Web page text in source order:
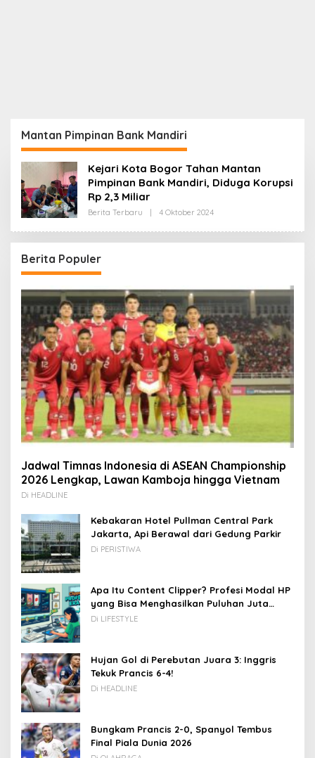
Mantan Pimpinan Bank Mandiri
Kejari Kota Bogor Tahan Mantan
Pimpinan Bank Mandiri, Diduga Korupsi
Rp 2,3 Miliar
Berita Terbaru 4 Oktober 2024Oleh
Berita Populer
Jadwal Timnas Indonesia di ASEAN Championship
2026 Lengkap, Lawan Kamboja hingga Vietnam
Di HEADLINE
Kebakaran Hotel Pullman Central Park
Jakarta, Api Berawal dari Gedung Parkir
Di PERISTIWA
Apa Itu Content Clipper? Profesi Modal HP
yang Bisa Menghasilkan Puluhan Juta
Rupiah
Di LIFESTYLE
Hujan Gol di Perebutan Juara 3: Inggris
Tekuk Prancis 6-4!
Di HEADLINE
Bungkam Prancis 2-0, Spanyol Tembus
Final Piala Dunia 2026